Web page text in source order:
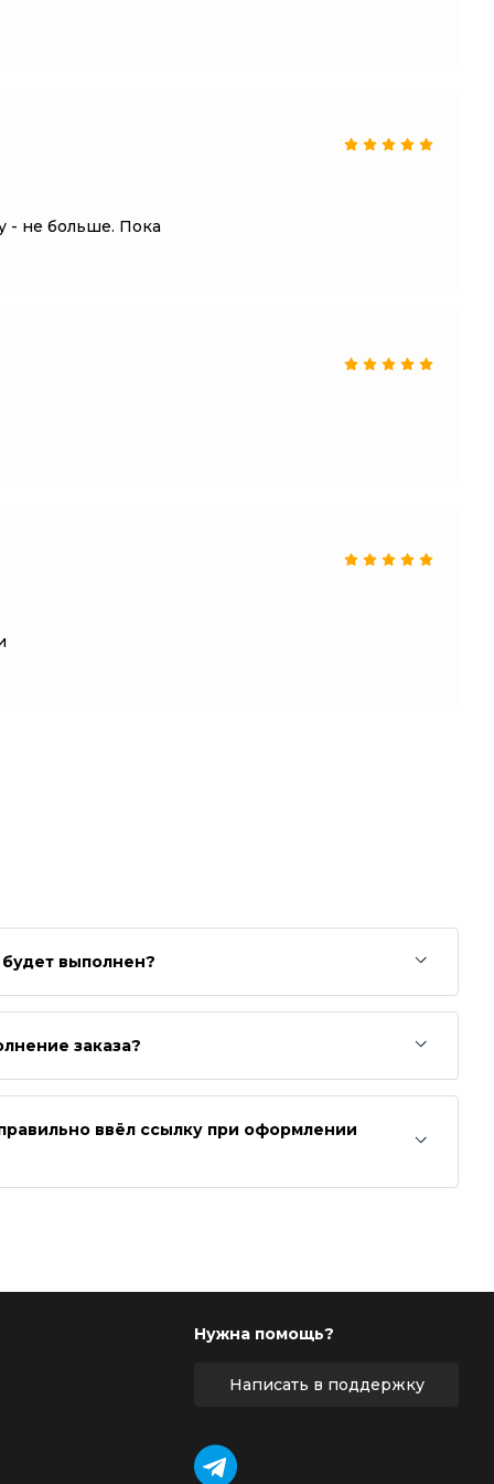
- не больше. Пока
выполнен?
заказа?
ввёл ссылку при оформлении
Нужна помощь?
Написать в поддержку